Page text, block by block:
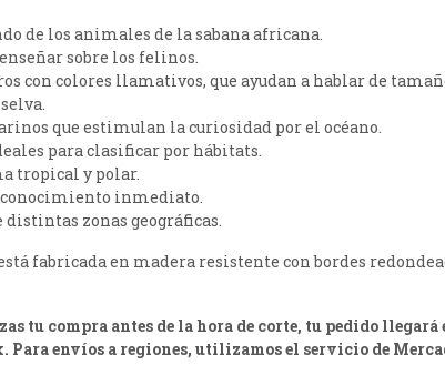
de los animales de la sabana africana.
sobre los felinos.
con colores llamativos, que ayudan a hablar de
que estimulan la curiosidad por el océano.
para clasificar por hábitats.
tropical y polar.
inmediato.
zonas geográficas.
fabricada en madera resistente con bordes
tu compra antes de la hora de corte, tu pedido llegará
envíos a regiones, utilizamos el servicio de